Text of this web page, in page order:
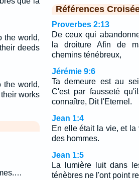
the world,
deeds
the world,
works
Références
Proverbes 2:13
De ceux qui
la droiture Afin de
chemins ténébreux,
Jérémie 9:6
Ta demeure est au
C'est par fausseté
connaître, Dit l'Eternel.
Jean 1:4
En elle était la vie, et
des hommes.
Jean 1:5
La lumière luit dans
ténèbres ne l'ont point